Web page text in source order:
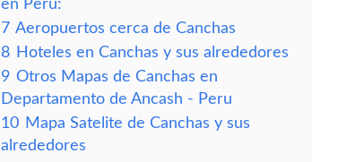
en Peru:
7 Aeropuertos cerca de Canchas
8 Hoteles en Canchas y sus alrededores
9 Otros Mapas de Canchas en
Departamento de Ancash - Peru
10 Mapa Satelite de Canchas y sus
alrededores